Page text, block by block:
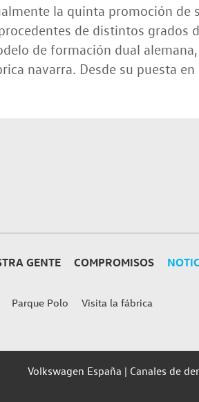
la quinta promoción de
de distintos grados
de formación dual
navarra. Desde su puesta
GENTE COMPROMISOS
Parque Polo Visita la fábrica
Volkswagen España Canales de